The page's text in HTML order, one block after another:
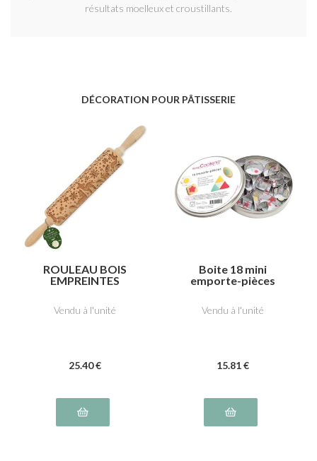
résultats moelleux et croustillants.
DÉCORATION POUR PÂTISSERIE
ROULEAU BOIS
EMPREINTES
Vendu à l'unité
25.40 €
Boite 18 mini
emporte-pièces
Vendu à l'unité
15.81 €